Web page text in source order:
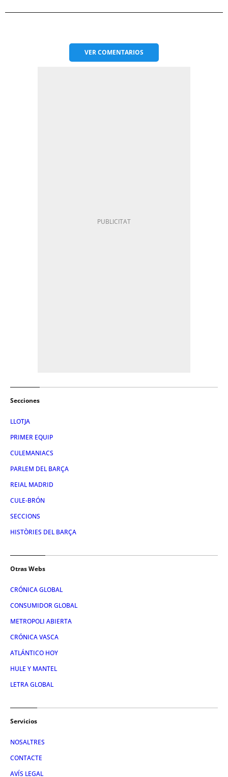
VERCOMENTARIOS
Secciones
LLOTJA
PRIMER EQUIP
CULEMANIACS
PARLEM DEL BARÇA
REIAL MADRID
CULE-BRÓN
SECCIONS
HISTÒRIES DEL BARÇA
Otras Webs
CRÓNICA GLOBAL
CONSUMIDOR GLOBAL
METROPOLI ABIERTA
CRÓNICA VASCA
ATLÁNTICO HOY
HULE Y MANTEL
LETRA GLOBAL
Servicios
NOSALTRES
CONTACTE
AVÍS LEGAL